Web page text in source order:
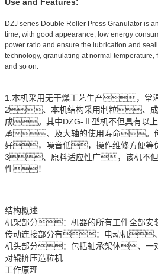
DZJ series Double Roller Press Granulator is
time, with good appearance, low energy
power ratio and ensure the lubrication and
technology, granulating at normal
and so on.
1.本机采用无干燥工艺生产，
2、本机结构采用制粒、成
成。其中DZG-Ⅱ型机不但具有以
承、及大轴的使用寿命。传
好，噪音低，操作维修方便等
3、原料适应性广，该机不
性！
结构概述
机架部分：机器的所有工件全部
传动连接部分有：电动机
机头部分：包括轴承架体、
对辊挤压造粒机
工作原理